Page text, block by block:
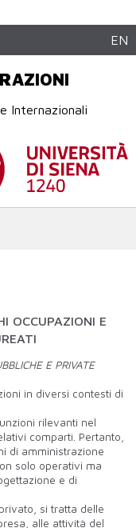
EN
Internazionali
OCCUPAZIONI E
E PRIVATE
in diversi contesti di
rilevanti nel
comparti. Pertanto,
di amministrazione
solo operativi ma
e di
si tratta delle
alle attività del